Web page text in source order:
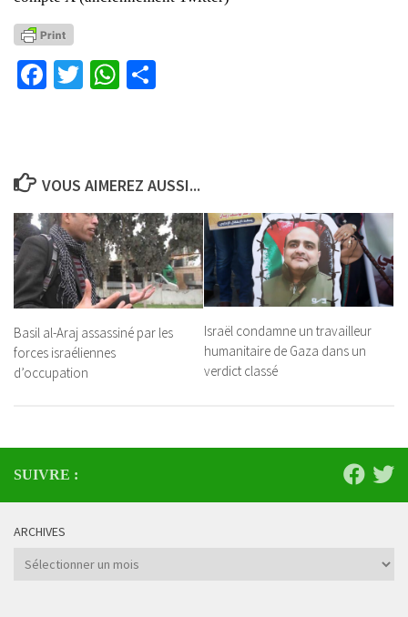
Facebook
TwitterWhatsApp
VOUS AIMEREZ AUSSI...
Basil al-Araj assassiné par les
forces israéliennes
d’occupation
Israël condamne un travailleur
humanitaire de Gaza dans un
verdict classé
SUIVRE :
ARCHIVES
Archives